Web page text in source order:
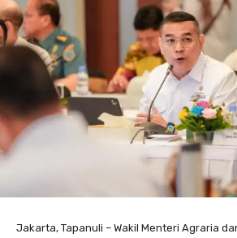
Jakarta, Tapanuli – Wakil Menteri Agraria